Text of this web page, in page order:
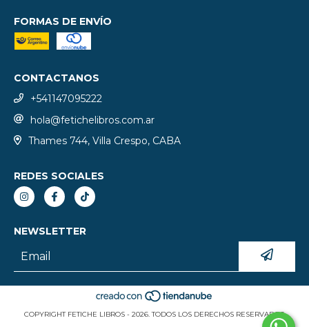
FORMAS DE ENVÍO
CONTACTANOS
+541147095222
hola@fetichelibros.com.ar
Thames 744, Villa Crespo, CABA
REDES SOCIALES
NEWSLETTER
COPYRIGHT FETICHE LIBROS - 2026. TODOS LOS DERECHOS RESERVADOS.